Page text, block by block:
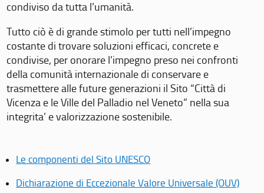
condiviso da tutta l’umanità.
Tutto ciò è di grande stimolo per tutti nell’impegno
costante di trovare soluzioni efficaci, concrete e
condivise, per onorare l’impegno preso nei confronti
della comunità internazionale di conservare e
trasmettere alle future generazioni il Sito “Città di
Vicenza e le Ville del Palladio nel Veneto” nella sua
integrita’ e valorizzazione sostenibile.
Le componenti del Sito UNESCO
Dichiarazione di Eccezionale Valore Universale (OUV)